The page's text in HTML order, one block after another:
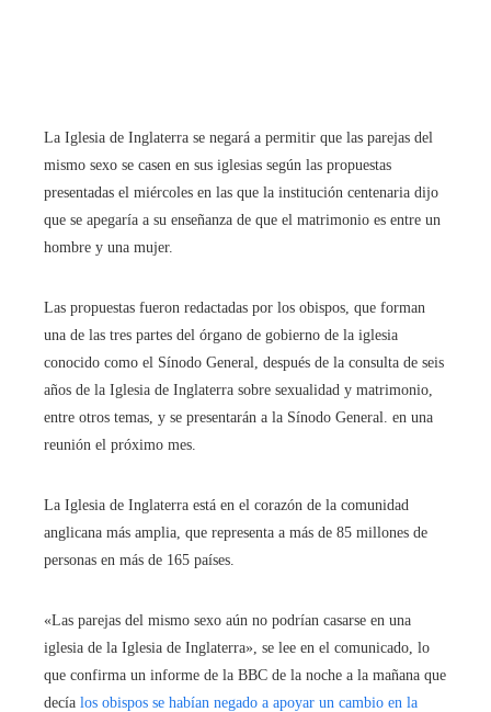
La Iglesia de Inglaterra se negará a permitir que las parejas del
mismo sexo se casen en sus iglesias según las propuestas
presentadas el miércoles en las que la institución centenaria dijo
que se apegaría a su enseñanza de que el matrimonio es entre un
hombre y una mujer.
Las propuestas fueron redactadas por los obispos, que forman
una de las tres partes del órgano de gobierno de la iglesia
conocido como el Sínodo General, después de la consulta de seis
años de la Iglesia de Inglaterra sobre sexualidad y matrimonio,
entre otros temas, y se presentarán a la Sínodo General. en una
reunión el próximo mes.
La Iglesia de Inglaterra está en el corazón de la comunidad
anglicana más amplia, que representa a más de 85 millones de
personas en más de 165 países.
«Las parejas del mismo sexo aún no podrían casarse en una
iglesia de la Iglesia de Inglaterra», se lee en el comunicado, lo
que confirma un informe de la BBC de la noche a la mañana que
decía los obispos se habían negado a apoyar un cambio en la